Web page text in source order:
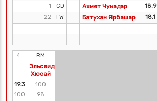
1
CD Ахмет Чукадар 18.9
22
FW Батухан Ярбашар 18.1
4 RM
Эльсеид
Хюсай
19.3
100
100
98